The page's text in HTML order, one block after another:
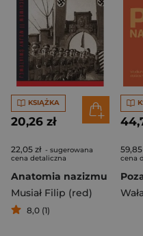
KSIĄŻKA
20,26 zł
22,05 zł - sugerowana
cena detaliczna
Anatomia nazizmu
Musiał Filip (red)
8,0 (1)
59,85
cena